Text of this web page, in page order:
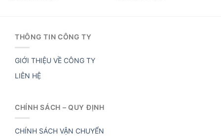
THÔNG TIN CÔNG TY
GIỚI THIỆU VỀ CÔNG TY
LIÊN HỆ
CHÍNH SÁCH – QUY ĐỊNH
CHÍNH SÁCH VẬN CHUYỂN